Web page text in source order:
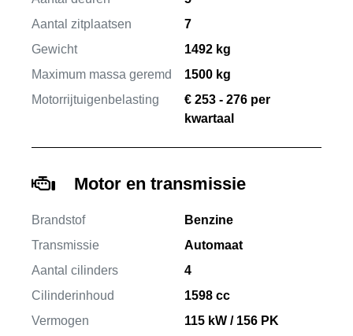
Aantal zitplaatsen
7
Gewicht
1492 kg
Maximum massa geremd
1500 kg
Motorrijtuigenbelasting
€ 253 - 276 per
kwartaal
Motor en transmissie
Brandstof
Benzine
Transmissie
Automaat
Aantal cilinders
4
Cilinderinhoud
1598 cc
Vermogen
115 kW / 156 PK